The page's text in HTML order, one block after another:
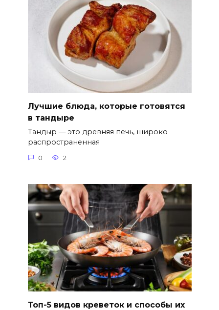
Лучшие блюда, которые готовятся
в тандыре
Тандыр — это древняя печь, широко
распространенная
0 2
Топ-5 видов креветок и способы их